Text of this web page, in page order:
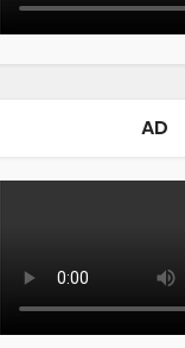
AD